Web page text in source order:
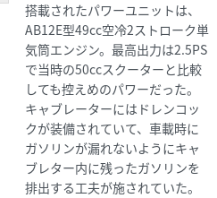
搭載されたパワーユニットは、
AB12E型49cc空冷2ストローク単
気筒エンジン。最高出力は2.5PS
で当時の50ccスクーターと比較
しても控えめのパワーだった。
キャブレーターにはドレンコッ
クが装備されていて、車載時に
ガソリンが漏れないようにキャ
ブレター内に残ったガソリンを
排出する工夫が施されていた。